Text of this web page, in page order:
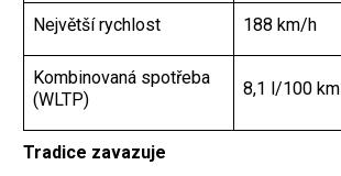
Největší rychlost 188 km/h
Kombinovaná spotřeba
(WLTP)
8,1 l/100 km
Tradice zavazuje